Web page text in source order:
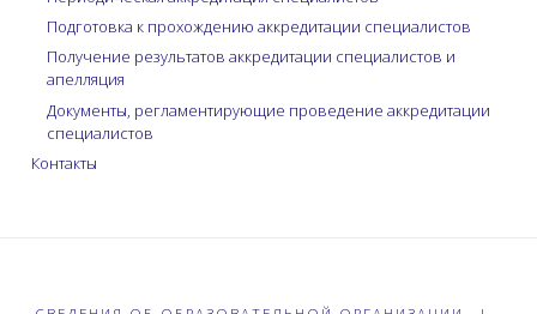
Подготовка к прохождению аккредитации специалистов
Получение результатов аккредитации специалистов и
апелляция
Документы, регламентирующие проведение аккредитации
специалистов
Контакты